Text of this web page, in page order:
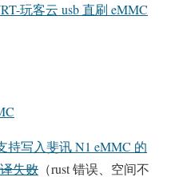
玩客云 usb 直刷 eMMC
持写入斐讯 N1 eMMC 的
失败 （rust 错误、空间不